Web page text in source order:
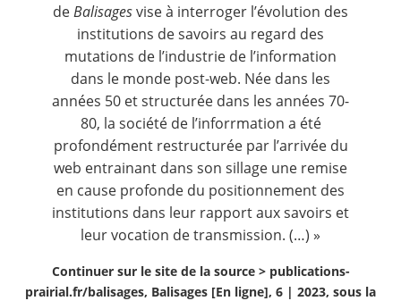
deBalisagesvise à interroger l’évolution des
institutions de savoirs au regard des
mutations de l’industrie de l’information
dans le monde post-web. Née dans les
années 50 et structurée dans les années 70-
80, la société de l’inforrmation a été
profondément restructurée par l’arrivée du
web entrainant dans son sillage une remise
en cause profonde du positionnement des
institutions dans leur rapport aux savoirs et
leur vocation de transmission. (…) »
Continuer sur le site de la source > publications-
prairial.fr/balisages, Balisages [En ligne], 6 | 2023, sous la